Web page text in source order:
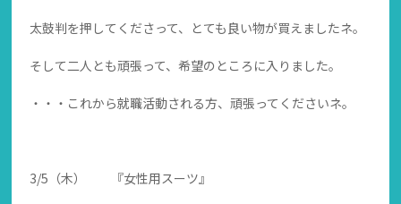
太鼓判を押してくださって、とても良い物が買えましたネ。
そして二人とも頑張って、希望のところに入りました。
・・・これから就職活動される方、頑張ってくださいネ。
3/5（木） 『女性用スーツ』